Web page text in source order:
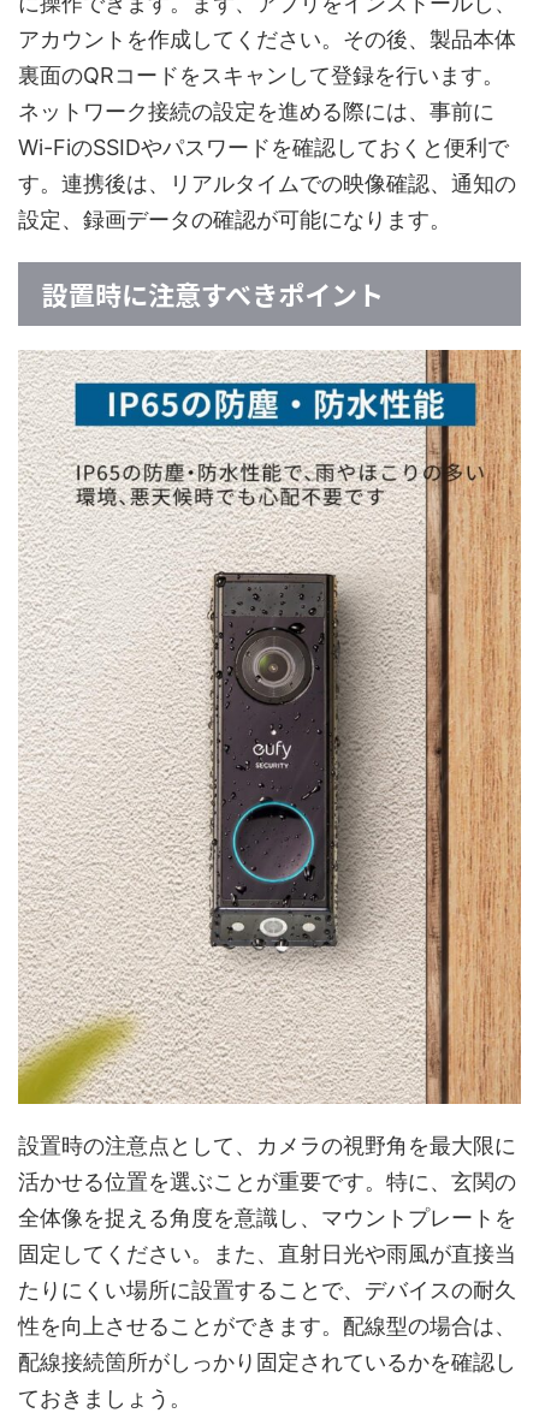
アカウントを作成してください。その後、製品本体
裏面のQRコードをスキャンして登録を行います。
ネットワーク接続の設定を進める際には、事前に
Wi-FiのSSIDやパスワードを確認しておくと便利で
す。連携後は、リアルタイムでの映像確認、通知の
設定、録画データの確認が可能になります。
設置時に注意すべきポイント
設置時の注意点として、カメラの視野角を最大限に
活かせる位置を選ぶことが重要です。特に、玄関の
全体像を捉える角度を意識し、マウントプレートを
固定してください。また、直射日光や雨風が直接当
たりにくい場所に設置することで、デバイスの耐久
性を向上させることができます。配線型の場合は、
配線接続箇所がしっかり固定されているかを確認し
ておきましょう。